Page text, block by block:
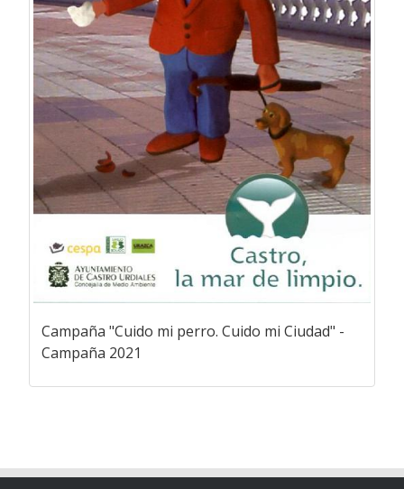
Campaña "Cuido mi perro. Cuido mi Ciudad" -
Campaña 2021